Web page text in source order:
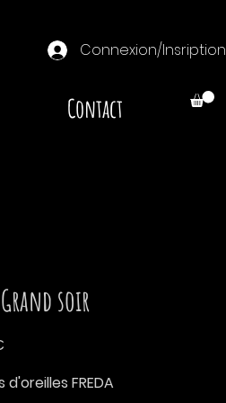
Connexion/Insription
Contact
Grand soir
d'oreilles FREDA